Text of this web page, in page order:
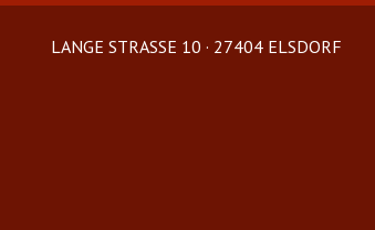
LANGE STRASSE 10 · 27404 ELSDORF